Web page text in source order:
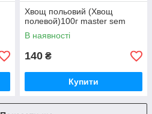
Хвощ польовий (Хвощ
полевой)100г master sem
В наявності
140 ₴
Купити